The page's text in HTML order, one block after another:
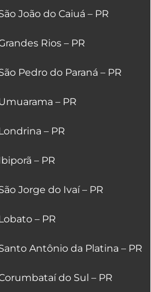
João do Caiuá – PR
Rios – PR
Pedro do Paraná – PR
– PR
– PR
– PR
Jorge do Ivaí – PR
– PR
Antônio da Platina – PR
do Sul – PR